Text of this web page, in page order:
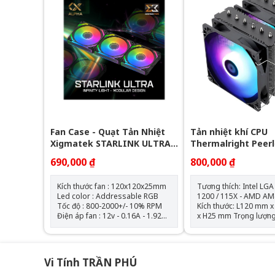
quạt: 40.000 giờ Độ ồn: 31.5dBA
Vòng bi: Hydraulic Tuổi thọ máy
bơm: 30.000 giờ độ ồn: 30dBA
tốc độ bơm: 2400 +-
Fan Case - Quạt Tản Nhiệt
Xigmatek STARLINK ULTRA -
EN40412 ARGB ( Bộ 3 Fan)
690,000 ₫
Kích thước fan : 120x120x25mm
Led color : Addressable RGB
Tốc độ : 800-2000+/- 10% RPM
Điện áp fan : 12v - 0.16A - 1.92W
Điện áp led : 5v - 0.864A - 4.32W
AirFlow : 68.5 CFM Air Pressure :
hub điều khiển và remote
Tản nhiệt khí CPU
Thermalright
Assassin 120 SE
Tháp)
800,000 ₫
Tương thích: Intel
1200 / 115X - AMD
Kích thước: L120 mm
x H25 mm Trọng lượng: 120g
Tốc độ định mức: 1550
10% (MAX) Mức ồn: 25,6 dBA
Vi Tính TRẦN PHÚ